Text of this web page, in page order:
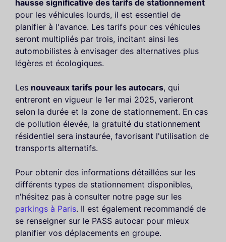
hausse significative des tarifs de stationnement
pour les véhicules lourds, il est essentiel de
planifier à l'avance. Les tarifs pour ces véhicules
seront multipliés par trois, incitant ainsi les
automobilistes à envisager des alternatives plus
légères et écologiques.
Les nouveaux tarifs pour les autocars, qui
entreront en vigueur le 1er mai 2025, varieront
selon la durée et la zone de stationnement. En cas
de pollution élevée, la gratuité du stationnement
résidentiel sera instaurée, favorisant l'utilisation de
transports alternatifs.
Pour obtenir des informations détaillées sur les
différents types de stationnement disponibles,
n'hésitez pas à consulter notre page sur les
parkings à Paris. Il est également recommandé de
se renseigner sur le PASS autocar pour mieux
planifier vos déplacements en groupe.